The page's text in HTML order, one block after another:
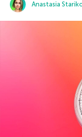
Anastasia